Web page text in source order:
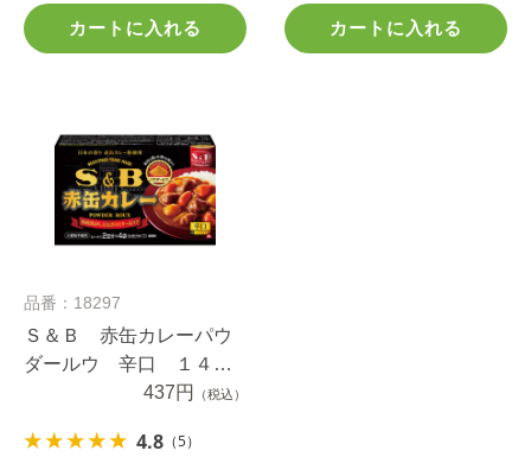
カートに入れる カートに入れる
品番：18297
Ｓ＆Ｂ 赤缶カレーパウ
ダールウ 辛口 １４０
437円 （税込）
4.8 （5）